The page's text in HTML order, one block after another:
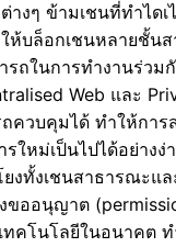
างๆ ข้ามเชนที่ทำไดเ
ห้บล็อกเชนหลายชั้น
รถในการทำงานร่วม
Web และ
ควบคุมได้ ทำให้การ
ใหม่เป็นไปได้อย่างง่
งทั้งเชนสาธารณะแ
ขออนุญาต
ทคโนโลยีในอนาคต